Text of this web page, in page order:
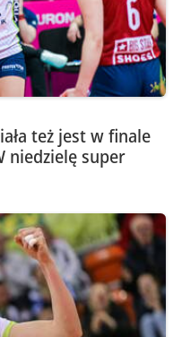
też jest w finale
niedzielę super